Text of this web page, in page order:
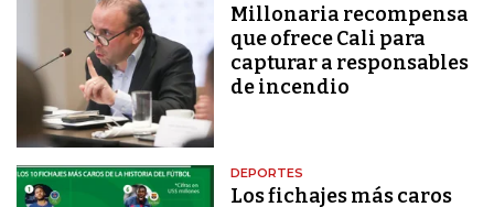
Millonaria recompensa
que ofrece Cali para
capturar a responsables
de incendio
DEPORTES
Los fichajes más caros